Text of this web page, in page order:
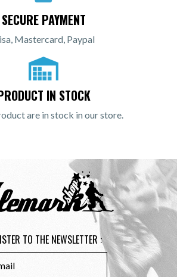
SECURE PAYMENT
Mastercard, Paypal
IN STOCK
are in stock in our store.
TO THE NEWSLETTER :